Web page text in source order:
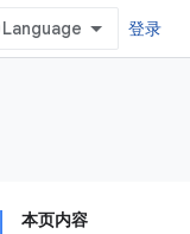
登录
本页内容